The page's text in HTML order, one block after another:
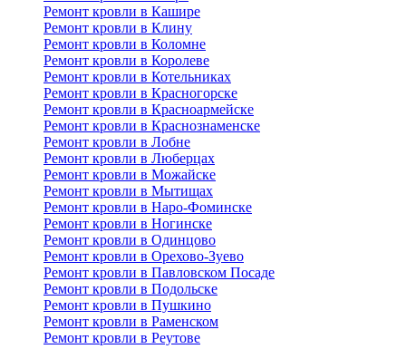
Ремонт кровли в Кашире
Ремонт кровли в Клину
Ремонт кровли в Коломне
Ремонт кровли в Королеве
Ремонт кровли в Котельниках
Ремонт кровли в Красногорске
Ремонт кровли в Красноармейске
Ремонт кровли в Краснознаменске
Ремонт кровли в Лобне
Ремонт кровли в Люберцах
Ремонт кровли в Можайске
Ремонт кровли в Мытищах
Ремонт кровли в Наро-Фоминске
Ремонт кровли в Ногинске
Ремонт кровли в Одинцово
Ремонт кровли в Орехово-Зуево
Ремонт кровли в Павловском Посаде
Ремонт кровли в Подольске
Ремонт кровли в Пушкино
Ремонт кровли в Раменском
Ремонт кровли в Реутове